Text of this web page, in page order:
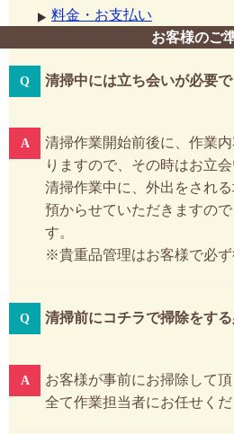
料金・お支払い
お客様のご
清掃中には立ち会いが必要
清掃作業開始前後に、作業
りますので、その時はお立
清掃作業中に、外出をされ
預からせていただきますの
す。
※貴重品管理はお客様で必ず
清掃前にコチラで掃除をす
お客様が事前にお掃除して
全て作業担当者にお任せくだ